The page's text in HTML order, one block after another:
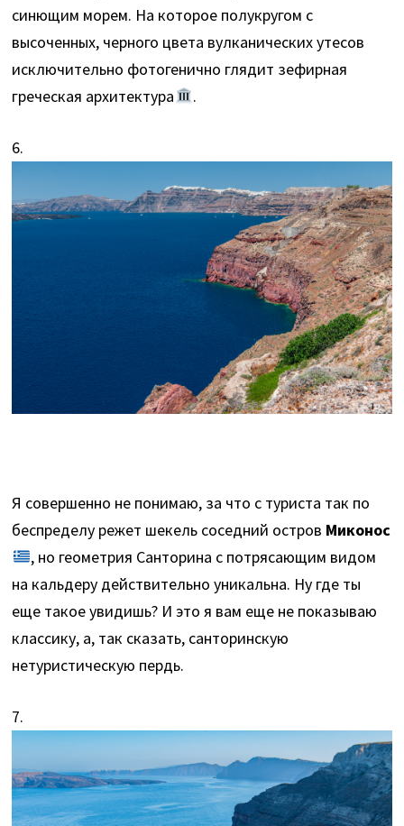
синющим морем. На которое полукругом с
высоченных, черного цвета вулканических утесов
исключительно фотогенично глядит зефирная
греческая архитектура
.
6.
Я совершенно не понимаю, за что с туриста так по
беспределу режет шекель соседний остров Миконос
, но геометрия Санторина с потрясающим видом
на кальдеру действительно уникальна. Ну где ты
еще такое увидишь? И это я вам еще не показываю
классику, а, так сказать, санторинскую
нетуристическую пердь.
7.